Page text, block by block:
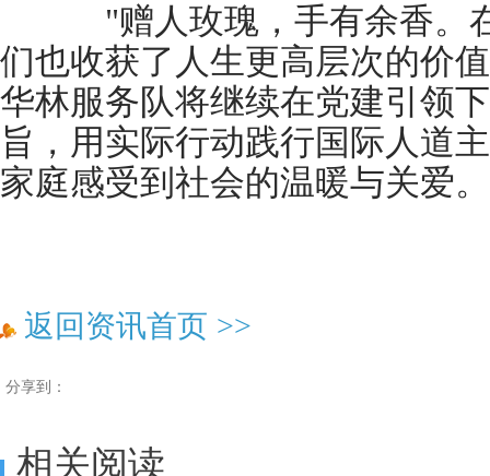
"赠人玫瑰，手有余香。
们也收获了人生更高层次的价
华林服务队将继续在党建引领
旨，用实际行动践行国际人道
家庭感受到社会的温暖与关爱。
返回资讯首页 >>
分享到：
相关阅读